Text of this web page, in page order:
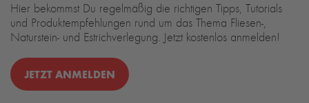
Hier bekommst Du regelmäßig die richtigen Tipps, Tutorials
und Produktempfehlungen rund um das Thema Fliesen-,
Naturstein- und Estrichverlegung. Jetzt kostenlos anmelden!
JETZT ANMELDEN